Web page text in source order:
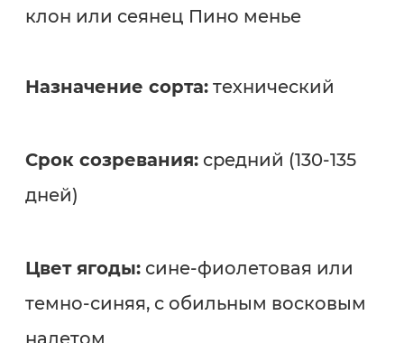
клон или сеянец Пино менье
Назначение сорта:технический
Срок созревания:средний (130-135
дней)
Цвет ягоды:сине-фиолетовая или
темно-синяя, с обильным восковым
налетом